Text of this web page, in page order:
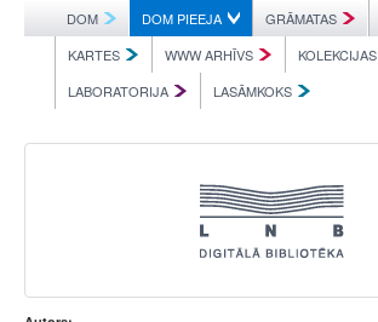
DOM DOM PIEEJA GRĀMATAS
KARTES
WWW ARHĪVS
KOLEKCIJAS
LABORATORIJA
LASĀMKOKS